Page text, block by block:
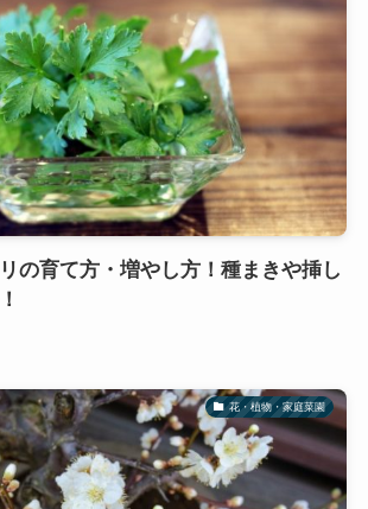
の育て方・増やし方！種まきや挿し
花・植物・家庭菜園